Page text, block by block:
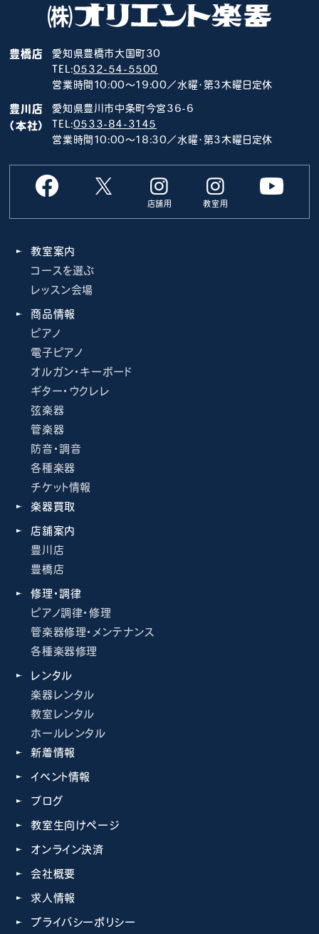
豊橋店
愛知県豊橋市大国町30
TEL:0532-54-5500
営業時間10:00～19:00／水曜･第3木曜日定休
豊川店
（本社）
愛知県豊川市中条町今宮36-6
TEL:0533-84-3145
営業時間10:00～18:30／水曜･第3木曜日定休
店舗用 教室用
教室案内
コースを選ぶ
レッスン会場
商品情報
ピアノ
電子ピアノ
オルガン・キーボード
ギター・ウクレレ
弦楽器
管楽器
防音・調音
各種楽器
チケット情報
楽器買取
店舗案内
豊川店
豊橋店
修理・調律
ピアノ調律・修理
管楽器修理・メンテナンス
各種楽器修理
レンタル
楽器レンタル
教室レンタル
ホールレンタル
新着情報
イベント情報
ブログ
教室生向けページ
オンライン決済
会社概要
求人情報
プライバシーポリシー